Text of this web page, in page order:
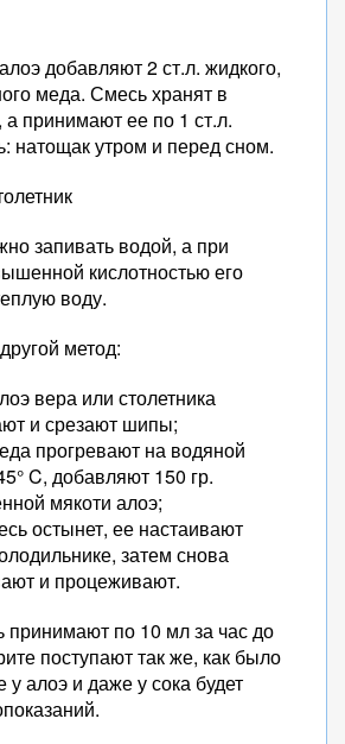
добавляют 2 ст.л. жидкого,
меда. Смесь хранят в
а принимают ее по 1 ст.л.
натощак утром и перед сном.
запивать водой, а при
кислотностью его
воду.
метод:
вера или столетника
и срезают шипы;
прогревают на водяной
C, добавляют 150 гр.
мякоти алоэ;
остынет, ее настаивают
затем снова
и процеживают.
принимают по 10 мл за час до
поступают так же, как было
алоэ и даже у сока будет